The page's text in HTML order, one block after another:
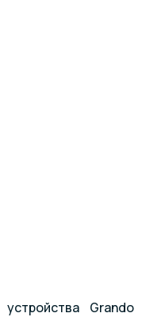
Grando